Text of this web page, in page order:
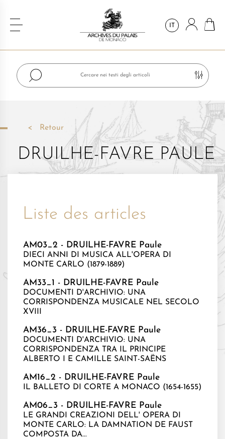
IT
Retour
DRUILHE-FAVRE PAULE
Liste des articles
AM03_2 - DRUILHE-FAVRE Paule
DIECI ANNI DI MUSICA ALL'OPERA DI
MONTE CARLO (1879-1889)
AM33_1 - DRUILHE-FAVRE Paule
DOCUMENTI D'ARCHIVIO: UNA
CORRISPONDENZA MUSICALE NEL SECOLO
XVIII
AM36_3 - DRUILHE-FAVRE Paule
DOCUMENTI D'ARCHIVIO: UNA
CORRISPONDENZA TRA IL PRINCIPE
ALBERTO I E CAMILLE SAINT-SAËNS
AM16_2 - DRUILHE-FAVRE Paule
IL BALLETO DI CORTE A MONACO (1654-1655)
AM06_3 - DRUILHE-FAVRE Paule
LE GRANDI CREAZIONI DELL' OPERA DI
MONTE CARLO: LA DAMNATION DE FAUST
COMPOSTA DA...